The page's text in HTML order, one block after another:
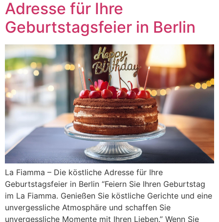
Adresse für Ihre
Geburtstagsfeier in Berlin
La Fiamma – Die köstliche Adresse für Ihre
Geburtstagsfeier in Berlin “Feiern Sie Ihren Geburtstag
im La Fiamma. Genießen Sie köstliche Gerichte und eine
unvergessliche Atmosphäre und schaffen Sie
unvergessliche Momente mit Ihren Lieben.” Wenn Sie